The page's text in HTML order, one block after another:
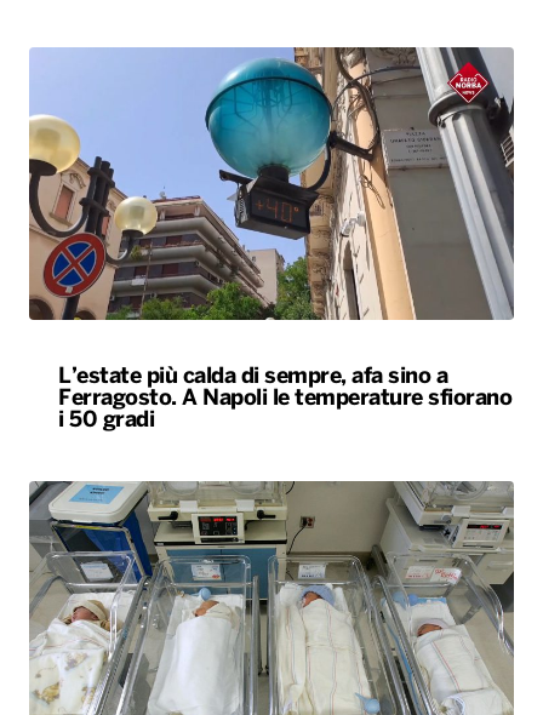
L’estate più calda di sempre, afa sino a
Ferragosto. A Napoli le temperature sfiorano
i 50 gradi